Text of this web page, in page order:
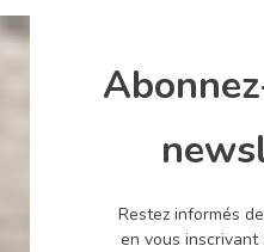
Restez informés
en vous